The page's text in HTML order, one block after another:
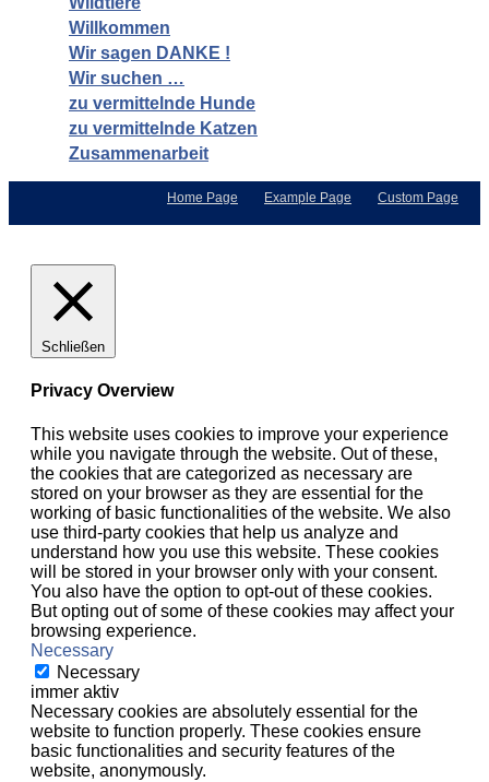
Willkommen
Wir sagen DANKE !
Wir suchen …
zu vermittelnde Hunde
zu vermittelnde Katzen
Zusammenarbeit
Home Page Example Page Custom Page
Schließen
Privacy Overview
This website uses cookies to improve your experience
while you navigate through the website. Out of these,
the cookies that are categorized as necessary are
stored on your browser as they are essential for the
working of basic functionalities of the website. We also
use third-party cookies that help us analyze and
understand how you use this website. These cookies
will be stored in your browser only with your consent.
You also have the option to opt-out of these cookies.
But opting out of some of these cookies may affect your
browsing experience.
Necessary
Necessary
immer aktiv
Necessary cookies are absolutely essential for the
website to function properly. These cookies ensure
basic functionalities and security features of the
website, anonymously.